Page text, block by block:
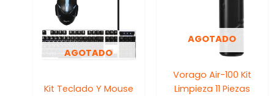
AGOTADO
Kit Teclado Y Mouse
AGOTADO
Vorago Air-100 Kit
Limpieza 11 Piezas